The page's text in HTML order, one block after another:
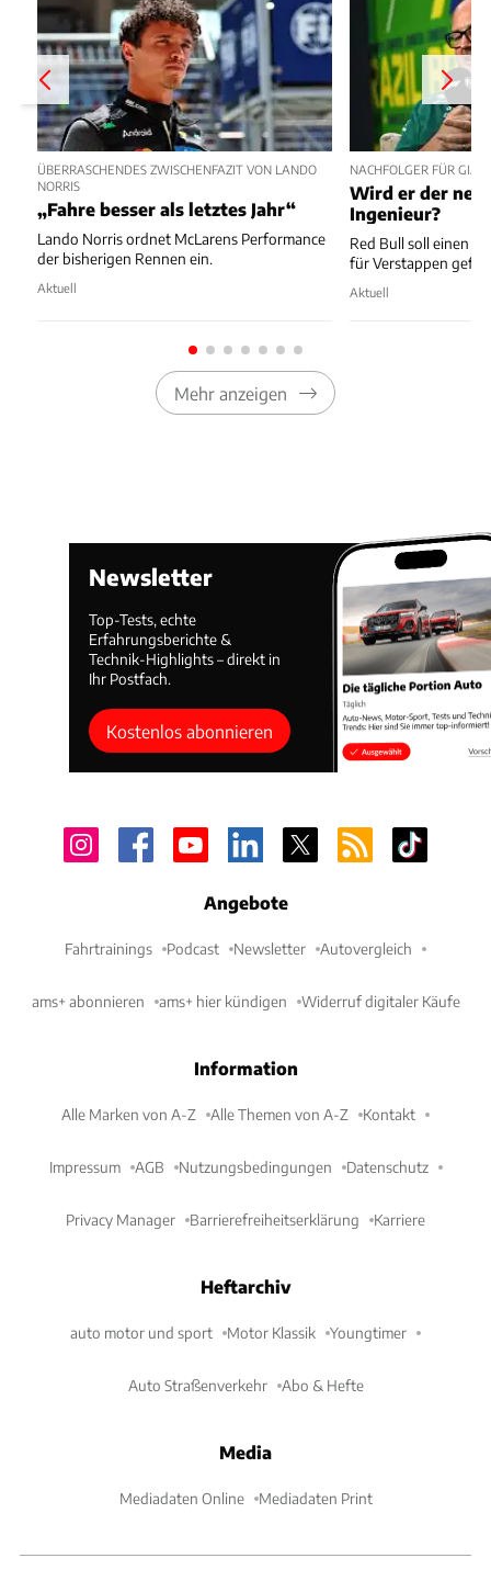
ÜBERRASCHENDES ZWISCHENFAZIT VON LANDO
NORRIS
„Fahre besser als letztes Jahr“
Lando Norris ordnet McLarens Performance
der bisherigen Rennen ein.
Aktuell
NACHFOLGER FÜR
Wird er der
Ingenieur?
Red Bull soll einen
für Verstappen
Aktuell
Mehr anzeigen
Newsletter
Top-Tests, echte
Erfahrungsberichte &
Technik-Highlights – direkt in
Ihr Postfach.
Kostenlos abonnieren
Angebote
Fahrtrainings Podcast Newsletter Autovergleich
ams+ abonnieren ams+ hier kündigen Widerruf digitaler Käufe
Information
Alle Marken von A-Z Alle Themen von A-Z Kontakt
Impressum AGB Nutzungsbedingungen Datenschutz
Privacy Manager Barrierefreiheitserklärung Karriere
Heftarchiv
auto motor und sport Motor Klassik Youngtimer
Auto Straßenverkehr Abo & Hefte
Media
Mediadaten Online Mediadaten Print